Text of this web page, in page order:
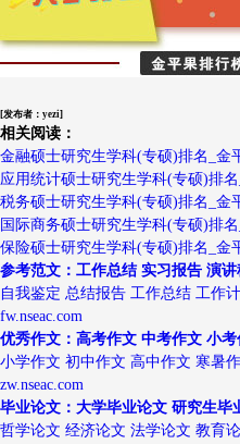
[发布者：yezi]
相关阅读：
金融硕士研究生学科(专硕)排名_金
应用统计硕士研究生学科(专硕)排
税务硕士研究生学科(专硕)排名_金
国际商务硕士研究生学科(专硕)排
保险硕士研究生学科(专硕)排名_金
参考范文：工作总结 实习报告 演讲
自我鉴定 总结报告 工作总结 工作
fw.nseac.com
优秀作文：高考作文 中考作文 小考
小学作文 初中作文 高中作文 寒暑
zw.nseac.com
毕业论文：大学毕业论文 研究生毕
哲学论文 经济论文 法学论文 教育